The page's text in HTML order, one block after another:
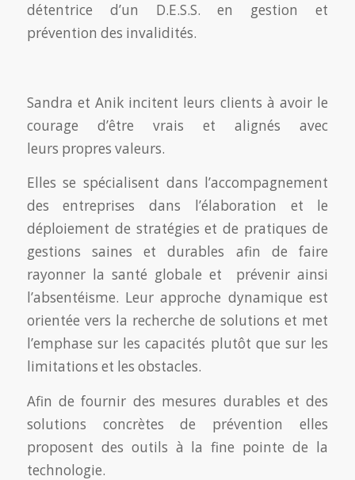
détentrice d’un D.E.S.S. en gestion et
prévention des invalidités.
Sandra et Anik incitent leurs clients à avoir le
courage d’être vrais et alignés avec
leurs propres valeurs.
Elles se spécialisent dans l’accompagnement
des entreprises dans l’élaboration et le
déploiement de stratégies et de pratiques de
gestions saines et durables afin de faire
rayonner la santé globale et prévenir ainsi
l’absentéisme. Leur approche dynamique est
orientée vers la recherche de solutions et met
l’emphase sur les capacités plutôt que sur les
limitations et les obstacles.
Afin de fournir des mesures durables et des
solutions concrètes de prévention elles
proposent des outils à la fine pointe de la
technologie.